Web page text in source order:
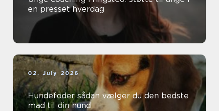
en presset hverdag
02. July 2026
Hundefoder sådan vælger du den bedste
mad til din hund